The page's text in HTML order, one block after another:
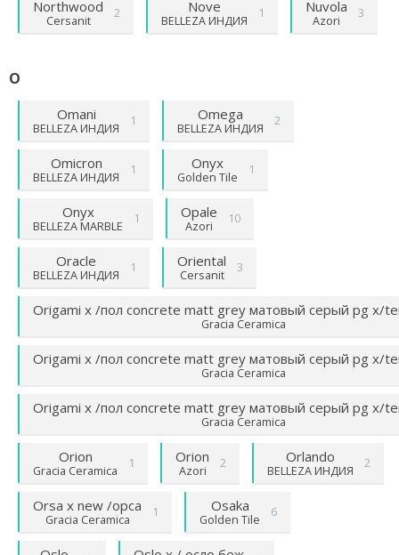
Northwood
Cersanit
2 Nove
BELLEZA ИНДИЯ
1 Nuvola
Azori
3
O
Omani
BELLEZA ИНДИЯ
1 Omega
BELLEZA ИНДИЯ
2
Omicron
BELLEZA ИНДИЯ
1 Onyx
Golden Tile
1
Onyx
BELLEZA MARBLE
1 Opale
Azori
10
Oracle
BELLEZA ИНДИЯ
1 Oriental
Cersanit
3
Origami х /пол concrete matt grey матовый серый pg х/
Gracia Ceramica
Origami х /пол concrete matt grey матовый серый pg х/
Gracia Ceramica
Origami х /пол concrete matt grey матовый серый pg х/
Gracia Ceramica
Orion
Gracia Ceramica
1 Orion
Azori
2 Orlando
BELLEZA ИНДИЯ
2
Orsa х new /орса
Gracia Ceramica
1 Osaka
Golden Tile
6